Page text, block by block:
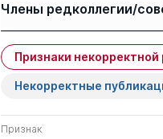
Члены редколлегии/
Имя
Алексеевич
Признаки
Некорректные
Признак